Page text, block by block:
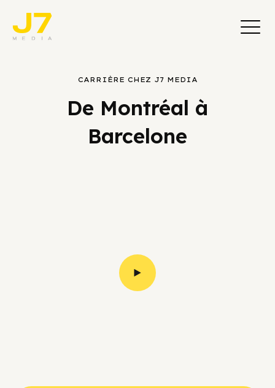
CARRIÈRE CHEZ J7 MEDIA
De Montréal à
Barcelone